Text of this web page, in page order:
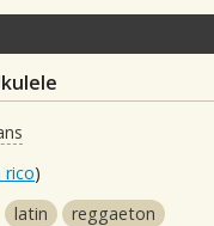
rico)
latin
reggaeton